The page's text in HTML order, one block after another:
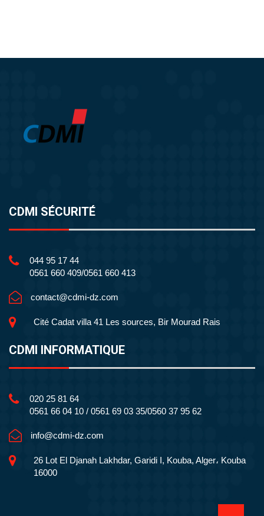
CDMI SÉCURITÉ
044 95 17 44
0561 660 409/0561 660 413
contact@cdmi-dz.com
Cité Cadat villa 41 Les sources, Bir Mourad Rais
CDMI INFORMATIQUE
020 25 81 64
0561 66 04 10 / 0561 69 03 35/0560 37 95 62
info@cdmi-dz.com
26 Lot El Djanah Lakhdar, Garidi I, Kouba, Alger، Kouba
16000